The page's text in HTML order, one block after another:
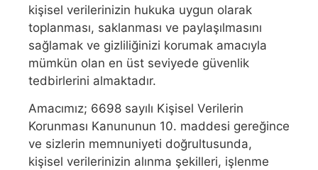
kişisel verilerinizin hukuka uygun olarak
toplanması, saklanması ve paylaşılmasını
sağlamak ve gizliliğinizi korumak amacıyla
mümkün olan en üst seviyede güvenlik
tedbirlerini almaktadır.
Amacımız; 6698 sayılı Kişisel Verilerin
Korunması Kanununun 10. maddesi gereğince
ve sizlerin memnuniyeti doğrultusunda,
kişisel verilerinizin alınma şekilleri, işlenme